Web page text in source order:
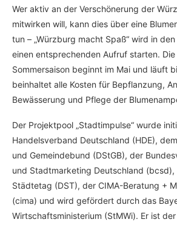
Wer aktiv an der Verschönerung der
mitwirken will, kann dies über eine
tun – „Würzburg macht Spaß“ wird in
einen entsprechenden Aufruf starten.
Sommersaison beginnt im Mai und läuft
beinhaltet alle Kosten für Bepflanzung,
Bewässerung und Pflege der
Der Projektpool „Stadtimpulse“ wurde
Handelsverband Deutschland (HDE),
und Gemeindebund (DStGB), der
und Stadtmarketing Deutschland (bcsd),
Städtetag (DST), der CIMA-Beratung +
(cima) und wird gefördert durch das
Wirtschaftsministerium (StMWi). Er ist